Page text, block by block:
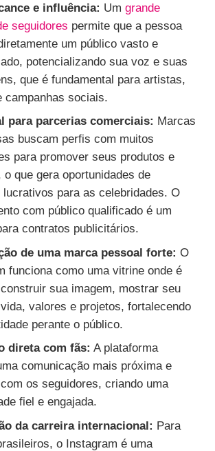
e influência: Um grande
seguidores permite que a pessoa
um público vasto e
potencializando sua voz e suas
que é fundamental para artistas,
campanhas sociais.
para parcerias comerciais: Marcas
buscam perfis com muitos
para promover seus produtos e
que gera oportunidades de
lucrativos para as celebridades. O
com público qualificado é um
contratos publicitários.
de uma marca pessoal forte: O
funciona como uma vitrine onde é
sua imagem, mostrar seu
valores e projetos, fortalecendo
perante o público.
direta com fãs: A plataforma
comunicação mais próxima e
os seguidores, criando uma
fiel e engajada.
da carreira internacional: Para
o Instagram é uma